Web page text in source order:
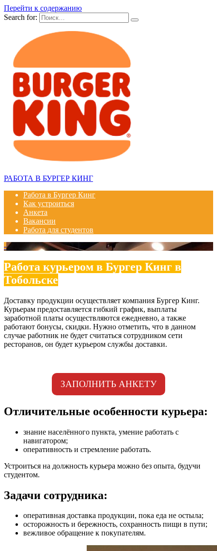
Перейти к содержанию
Search for:
РАБОТА В БУРГЕР КИНГ
Работа в Бургер Кинг
Как устроиться
Анкета
Вакансии
Работа для студентов
-
Работа курьером в Бургер Кинг в
Тобольске
Доставку продукции осуществляет компания Бургер Кинг.
Курьерам предоставляется гибкий график, выплаты
заработной платы осуществляются ежедневно, а также
работают бонусы, скидки. Нужно отметить, что в данном
случае работник не будет считаться сотрудником сети
ресторанов, он будет курьером службы доставки.
ЗАПОЛНИТЬ АНКЕТУ
Отличительные особенности курьера:
знание населённого пункта, умение работать с
навигатором;
оперативность и стремление работать.
Устроиться на должность курьера можно без опыта, будучи
студентом.
Задачи сотрудника:
оперативная доставка продукции, пока еда не остыла;
осторожность и бережность, сохранность пищи в пути;
вежливое обращение к покупателям.